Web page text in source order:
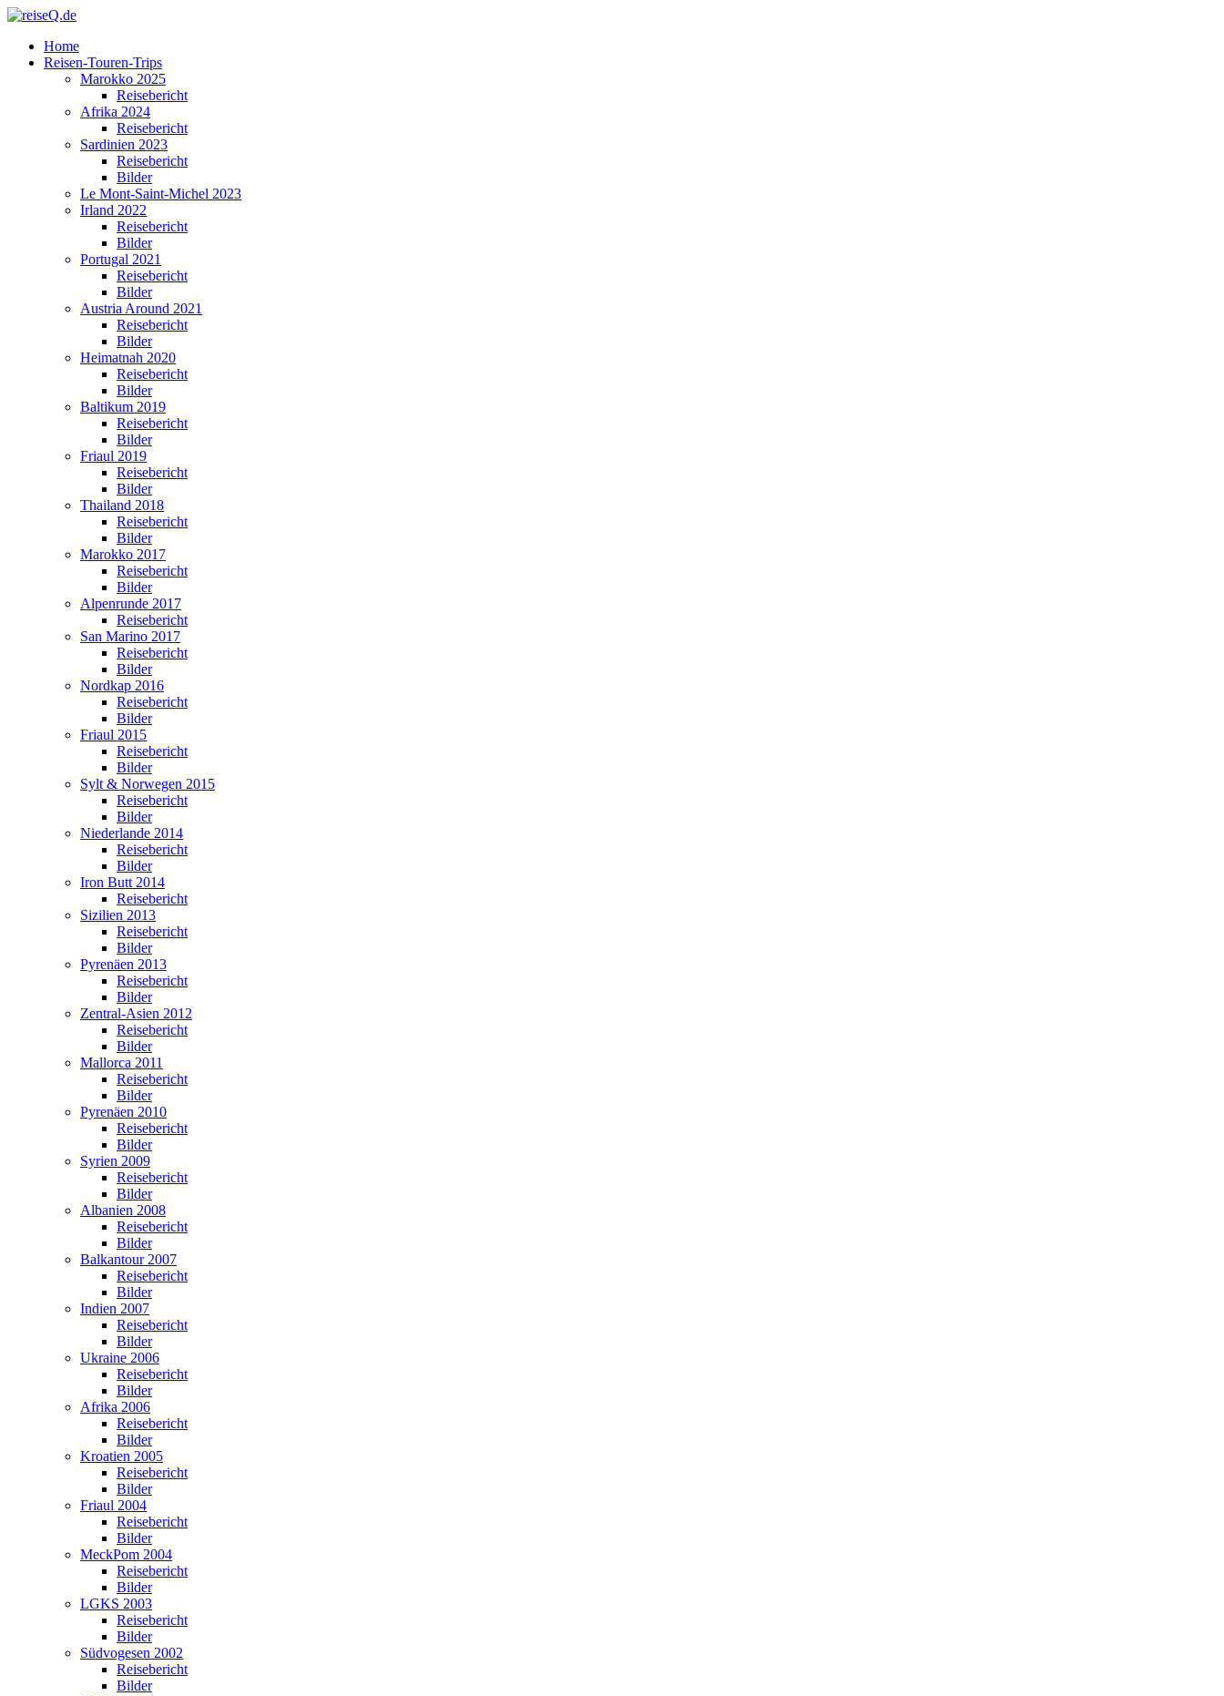
Home
Reisen-Touren-Trips
Marokko 2025
Reisebericht
Afrika 2024
Reisebericht
Sardinien 2023
Reisebericht
Bilder
Le Mont-Saint-Michel 2023
Irland 2022
Reisebericht
Bilder
Portugal 2021
Reisebericht
Bilder
Austria Around 2021
Reisebericht
Bilder
Heimatnah 2020
Reisebericht
Bilder
Baltikum 2019
Reisebericht
Bilder
Friaul 2019
Reisebericht
Bilder
Thailand 2018
Reisebericht
Bilder
Marokko 2017
Reisebericht
Bilder
Alpenrunde 2017
Reisebericht
San Marino 2017
Reisebericht
Bilder
Nordkap 2016
Reisebericht
Bilder
Friaul 2015
Reisebericht
Bilder
Sylt & Norwegen 2015
Reisebericht
Bilder
Niederlande 2014
Reisebericht
Bilder
Iron Butt 2014
Reisebericht
Sizilien 2013
Reisebericht
Bilder
Pyrenäen 2013
Reisebericht
Bilder
Zentral-Asien 2012
Reisebericht
Bilder
Mallorca 2011
Reisebericht
Bilder
Pyrenäen 2010
Reisebericht
Bilder
Syrien 2009
Reisebericht
Bilder
Albanien 2008
Reisebericht
Bilder
Balkantour 2007
Reisebericht
Bilder
Indien 2007
Reisebericht
Bilder
Ukraine 2006
Reisebericht
Bilder
Afrika 2006
Reisebericht
Bilder
Kroatien 2005
Reisebericht
Bilder
Friaul 2004
Reisebericht
Bilder
MeckPom 2004
Reisebericht
Bilder
LGKS 2003
Reisebericht
Bilder
Südvogesen 2002
Reisebericht
Bilder